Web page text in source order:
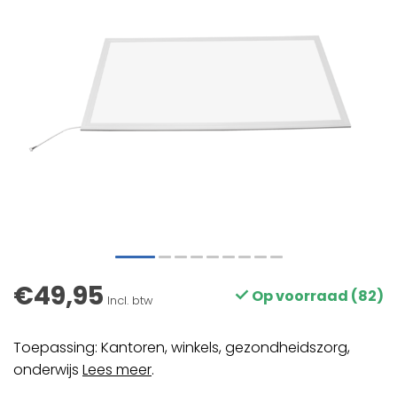
€49,95 Incl. btw Op voorraad (82)
Toepassing: Kantoren, winkels, gezondheidszorg,
onderwijs Lees meer.